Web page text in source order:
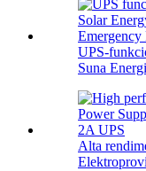
UPS-
Suna
Alta